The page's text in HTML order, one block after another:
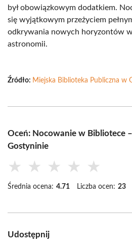
był obowiązkowym dodatkiem.
się wyjątkowym przeżyciem
odkrywania nowych horyzontów
astronomii.
Źródło: Miejska Biblioteka Publiczna w
Oceń: Nocowanie w Bibliotece
Gostyninie
★ ★ ★ ★ ★
Średnia ocena: 4.71 Liczba ocen: 23
Udostępnij